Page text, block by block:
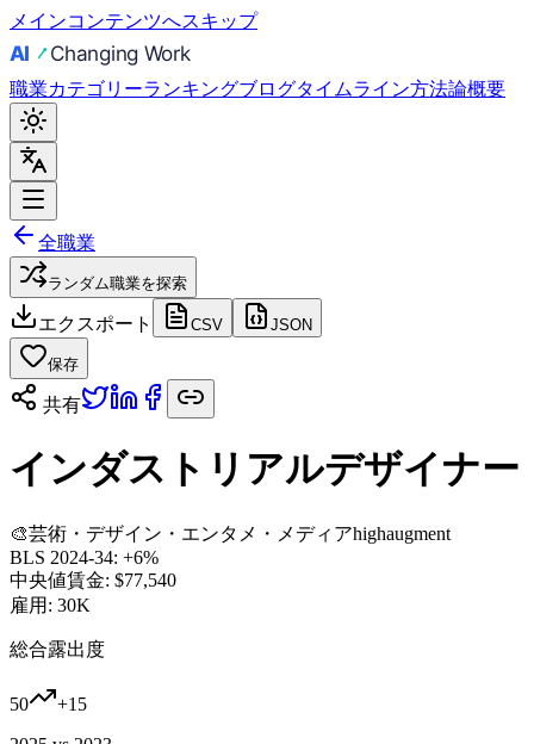
メインコンテンツへスキップ
職業カテゴリーランキングブログタイムライン方法論概要
全職業
ランダム職業を探索
エクスポート CSV JSON
保存
共有
インダストリアルデザイナー
🎨芸術・デザイン・エンタメ・メディアhighaugment
BLS 2024-34: +6%
中央値賃金: $77,540
雇用: 30K
総合露出度
50 +15